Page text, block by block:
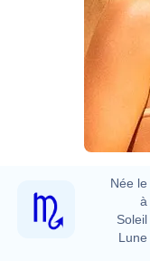
Née le
à
Soleil
Lune